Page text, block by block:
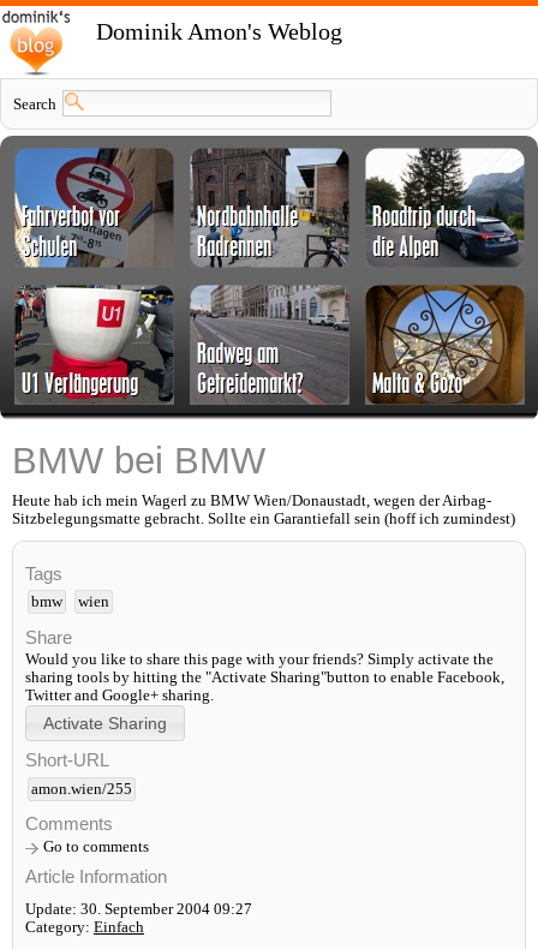
Dominik Amon's Weblog
Search
BMW bei BMW
Heute hab ich mein Wagerl zu BMW Wien/Donaustadt, wegen der Airbag-
Sitzbelegungsmatte gebracht. Sollte ein Garantiefall sein (hoff ich zumindest)
Tags
bmw wien
Share
Would you like to share this page with your friends? Simply activate the
sharing tools by hitting the "Activate Sharing"button to enable Facebook,
Twitter and Google+ sharing.
Short-URL
amon.wien/255
Comments
Go to comments
Article Information
Update: 30. September 2004 09:27
Category: Einfach